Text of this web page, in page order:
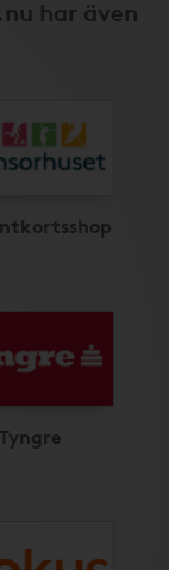
har även
Tyngre